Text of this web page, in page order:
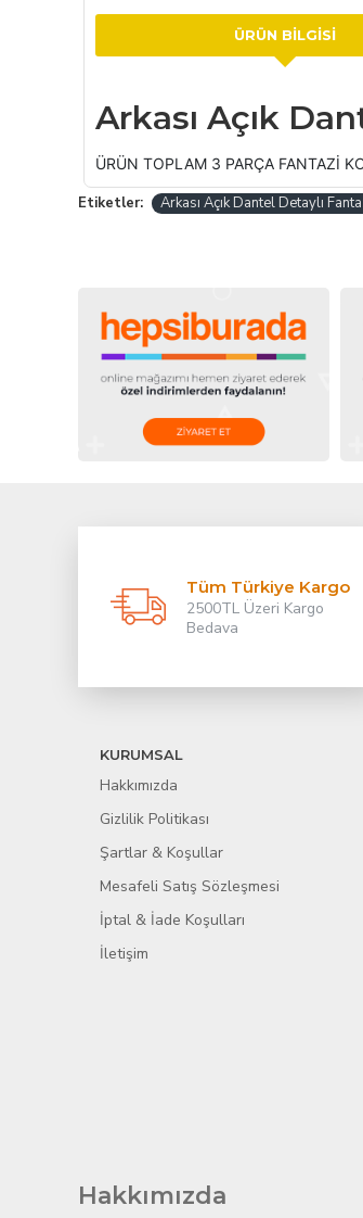
ÜRÜN BILGISI
Arkası Açık
ÜRÜN TOPLAM 3 PARÇA FANTAZİ
Etiketler: Arkası Açık Dantel Detaylı
Tüm Türkiye Kargo
2500TL Üzeri Kargo
Bedava
KURUMSAL
Hakkımızda
Gizlilik Politikası
Şartlar & Koşullar
Mesafeli Satış Sözleşmesi
İptal & İade Koşulları
İletişim
Hakkımızda